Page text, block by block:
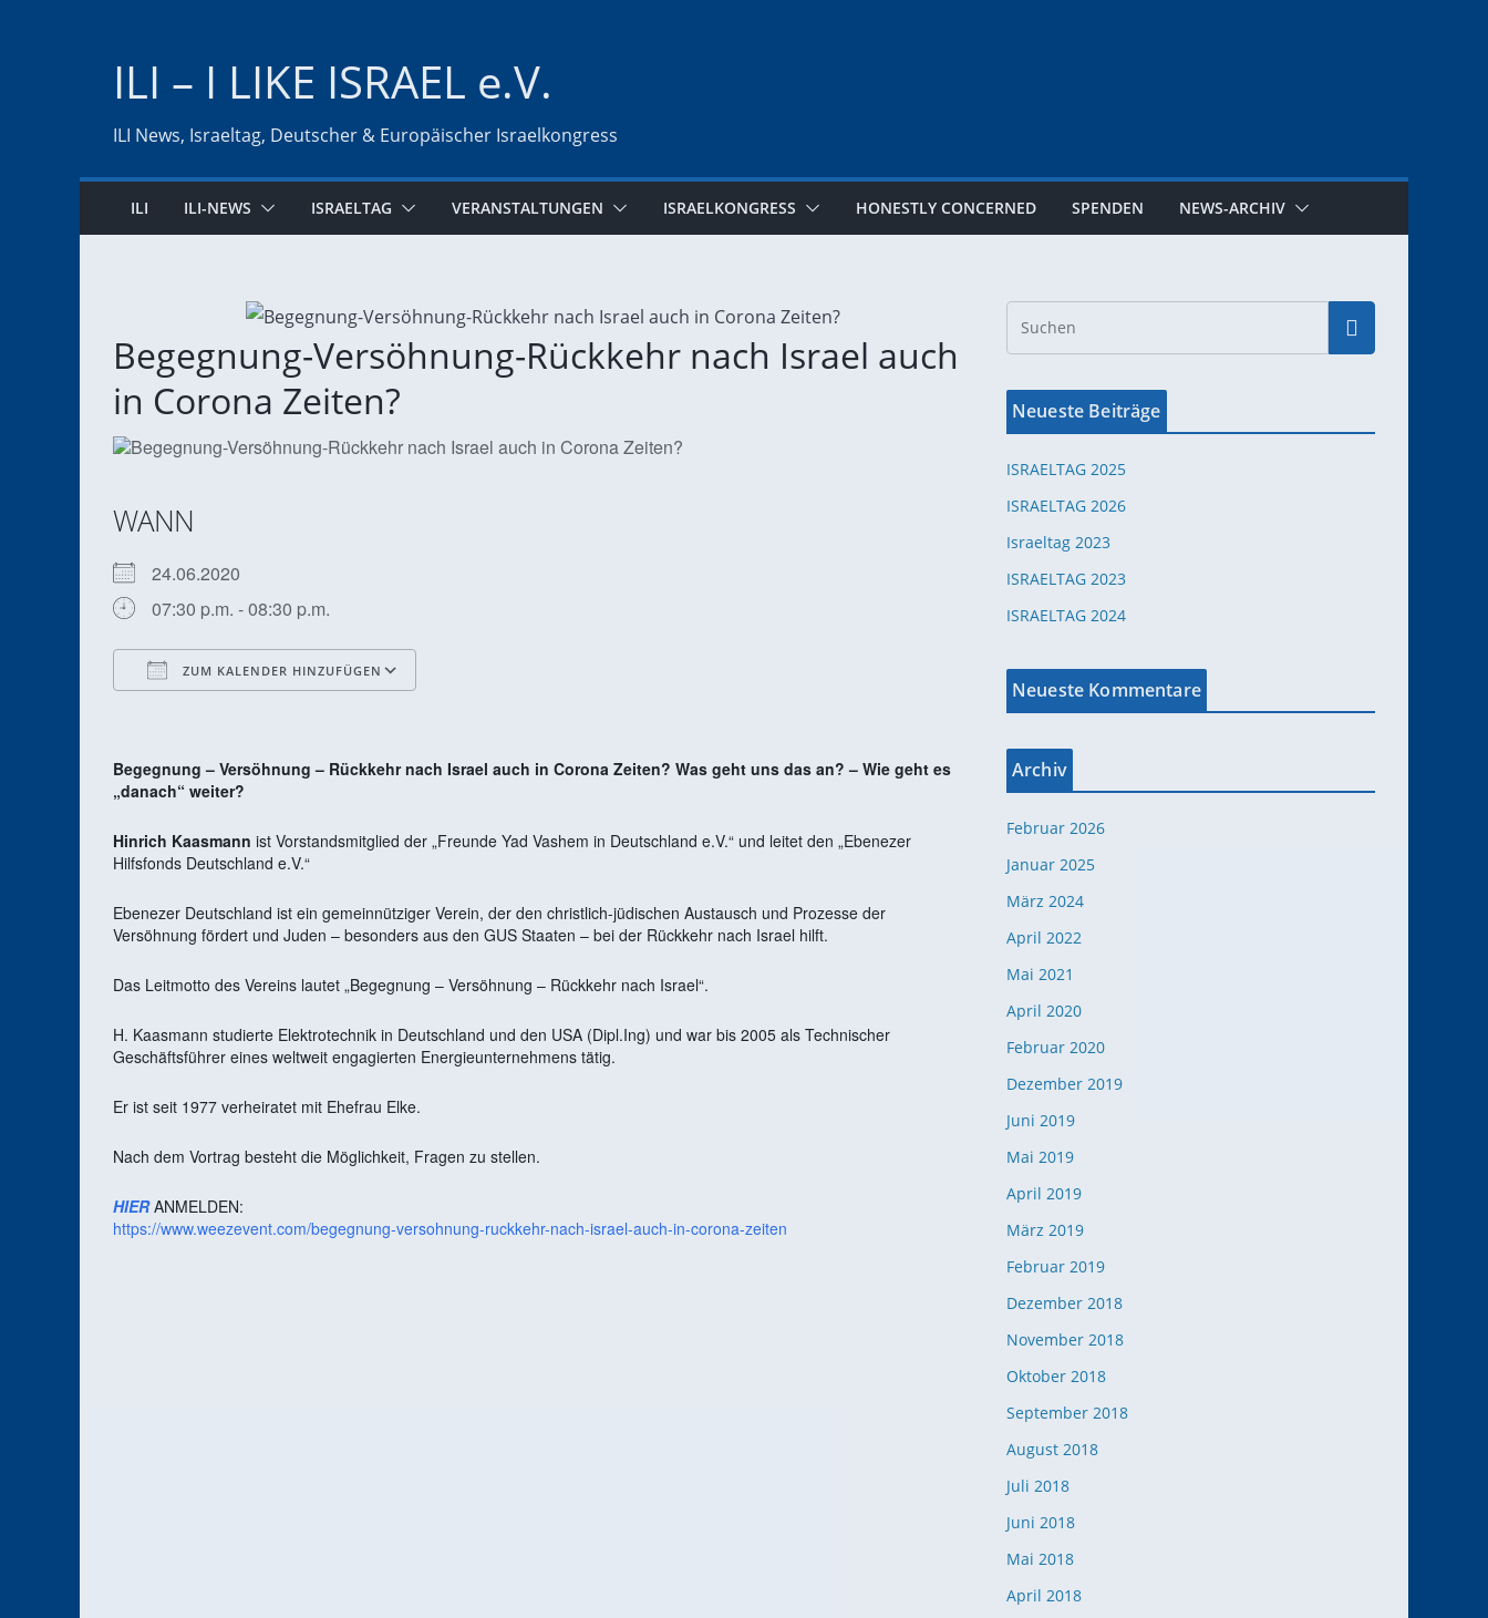
ILI – I LIKE ISRAEL e.V.
ILI News, Israeltag, Deutscher & Europäischer Israelkongress
ILI ILI-NEWS ISRAELTAG VERANSTALTUNGEN ISRAELKONGRESS HONESTLY CONCERNED SPENDEN NEWS-ARCHIV
Begegnung-Versöhnung-Rückkehr nach Israel auch
in Corona Zeiten?
WANN
24.06.2020
07:30 p.m. - 08:30 p.m.
ZUM KALENDER HINZUFÜGEN
Office 365 Outlook Live
Begegnung – Versöhnung – Rückkehr nach Israel auch in Corona Zeiten? Was geht uns das an? – Wie geht es
„danach“ weiter?
Hinrich Kaasmann ist Vorstandsmitglied der „Freunde Yad Vashem in Deutschland e.V.“ und leitet den „Ebenezer
Hilfsfonds Deutschland e.V.“
Ebenezer Deutschland ist ein gemeinnütziger Verein, der den christlich-jüdischen Austausch und Prozesse der
Versöhnung fördert und Juden – besonders aus den GUS Staaten – bei der Rückkehr nach Israel hilft.
Das Leitmotto des Vereins lautet „Begegnung – Versöhnung – Rückkehr nach Israel“.
H. Kaasmann studierte Elektrotechnik in Deutschland und den USA (Dipl.Ing) und war bis 2005 als Technischer
Geschäftsführer eines weltweit engagierten Energieunternehmens tätig.
Er ist seit 1977 verheiratet mit Ehefrau Elke.
Nach dem Vortrag besteht die Möglichkeit, Fragen zu stellen.
HIERANMELDEN:
https://www.weezevent.com/begegnung-versohnung-ruckkehr-nach-israel-auch-in-corona-zeiten
Neueste Beiträge
ISRAELTAG 2025
ISRAELTAG 2026
Israeltag 2023
ISRAELTAG 2023
ISRAELTAG 2024
Neueste Kommentare
Archiv
Februar 2026
Januar 2025
März 2024
April 2022
Mai 2021
April 2020
Februar 2020
Dezember 2019
Juni 2019
Mai 2019
April 2019
März 2019
Februar 2019
Dezember 2018
November 2018
Oktober 2018
September 2018
August 2018
Juli 2018
Juni 2018
Mai 2018
April 2018